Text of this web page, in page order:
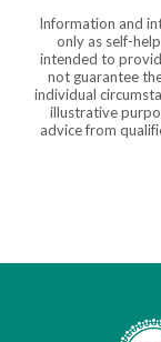
Information and
only as self-
intended to
not guarantee
individual
illustrative
advice from